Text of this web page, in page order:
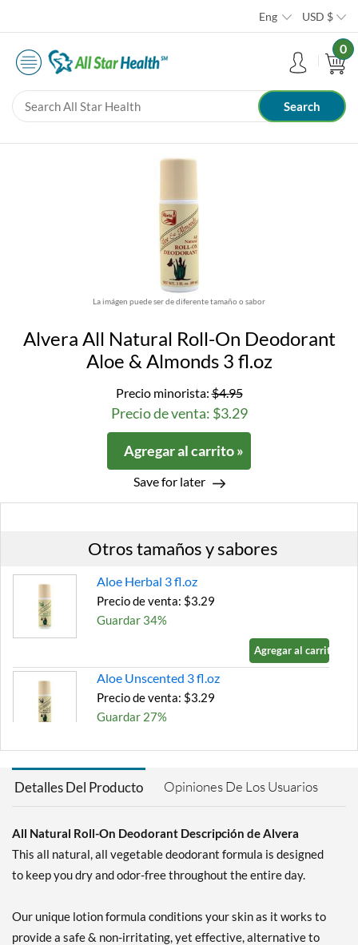
Eng USD $
0
La imágen puede ser de diferente tamaño o sabor
Alvera All Natural Roll-On Deodorant
Aloe & Almonds 3 fl.oz
Precio minorista:$4.95
Precio de venta: $3.29
Agregar al carrito »
Save for later
Otros tamaños y sabores
Aloe Herbal 3 fl.oz
Precio de venta: $3.29
Guardar 34%
Agregar al carrito »
Aloe Unscented 3 fl.oz
Precio de venta: $3.29
Guardar 27%
Detalles Del Producto Opiniones De Los Usuarios
All Natural Roll-On Deodorant Descripción de Alvera
This all natural, all vegetable deodorant formula is designed
to keep you dry and odor-free throughout the entire day.
Our unique lotion formula conditions your skin as it works to
provide a safe & non-irritating, yet effective, alternative to